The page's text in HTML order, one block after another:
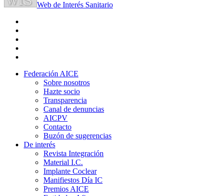
Web de Interés Sanitario
Federación AICE
Sobre nosotros
Hazte socio
Transparencia
Canal de denuncias
AICPV
Contacto
Buzón de sugerencias
De interés
Revista Integración
Material I.C.
Implante Coclear
Manifiestos Día IC
Premios AICE